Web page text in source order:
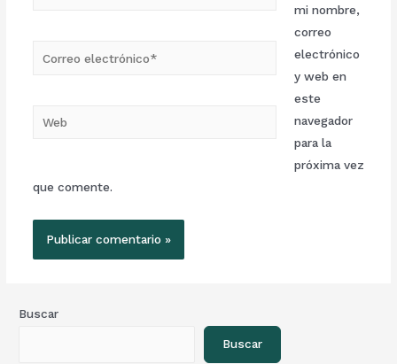
mi nombre,
correo
electrónico
y web en
este
navegador
para la
próxima vez
que comente.
Buscar
Buscar